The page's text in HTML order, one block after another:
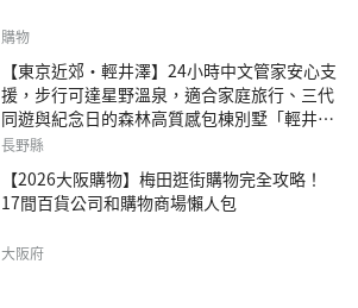
購物
【東京近郊・輕井澤】24小時中文管家安心支
援，步行可達星野溫泉，適合家庭旅行、三代
同遊與紀念日的森林高質感包棟別墅「輕井澤
森四季VILLA」
長野縣
【2026大阪購物】梅田逛街購物完全攻略！
17間百貨公司和購物商場懶人包
大阪府